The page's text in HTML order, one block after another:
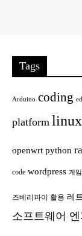
Tags
Arduino coding
platform linux
openwrt python
code wordpress 게임
즈베리파이 활용 레
소프트웨어 엔